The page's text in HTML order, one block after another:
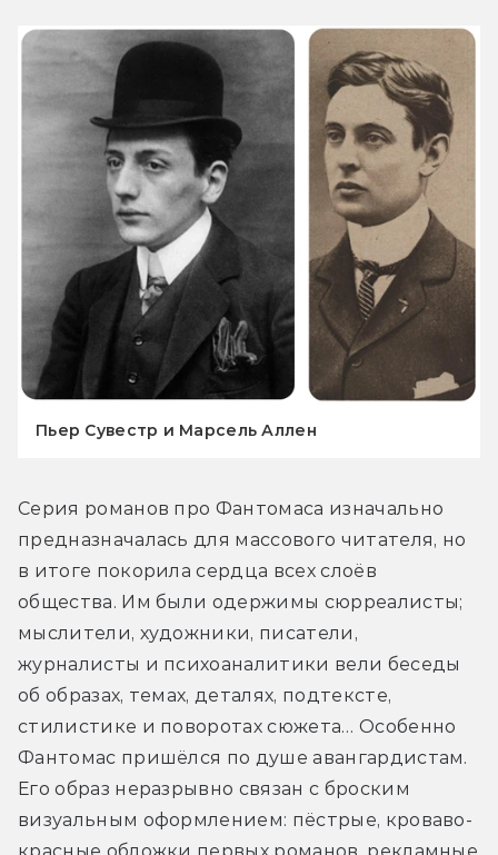
Пьер Сувестр и Марсель Аллен
Серия романов про Фантомаса изначально
предназначалась для массового читателя, но
в итоге покорила сердца всех слоёв
общества. Им были одержимы сюрреалисты;
мыслители, художники, писатели,
журналисты и психоаналитики вели беседы
об образах, темах, деталях, подтексте,
стилистике и поворотах сюжета… Особенно
Фантомас пришёлся по душе авангардистам.
Его образ неразрывно связан с броским
визуальным оформлением: пёстрые, кроваво-
красные обложки первых романов, рекламные